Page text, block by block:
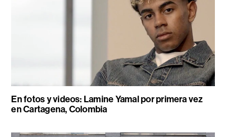
En fotos y videos: Lamine Yamal por primera vez
en Cartagena, Colombia